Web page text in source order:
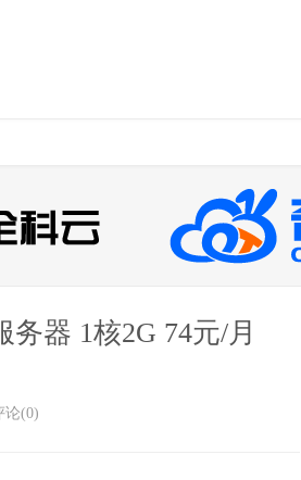
器 1核2G 74元/月
论(0)